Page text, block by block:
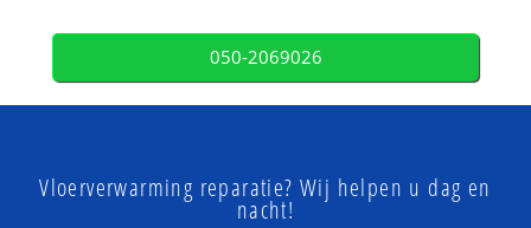
050-2069026
Vloerverwarming reparatie? Wij helpen u dag en
nacht!